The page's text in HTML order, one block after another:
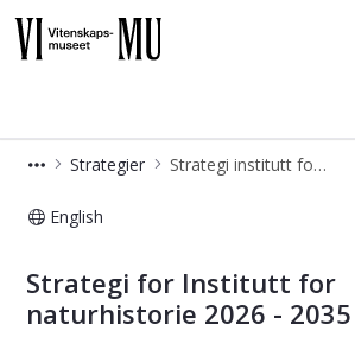
Strategier Strategi institutt for naturhistorie
English
Strategi for Institutt for
naturhistorie 2026 - 2035